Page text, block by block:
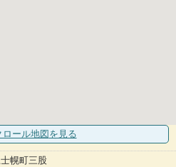
ール地図 を見る
幌町三股